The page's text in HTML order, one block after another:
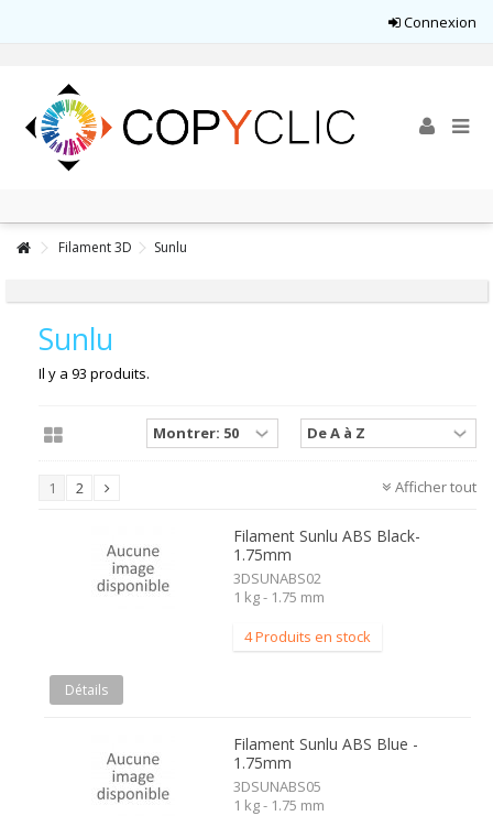
Connexion
Filament 3D Sunlu
Sunlu
Il y a 93 produits.
Afficher tout
1 2
Filament Sunlu ABS Black-
1.75mm
3DSUNABS02
1 kg - 1.75 mm
4 Produits en stock
Détails
Filament Sunlu ABS Blue -
1.75mm
3DSUNABS05
1 kg - 1.75 mm